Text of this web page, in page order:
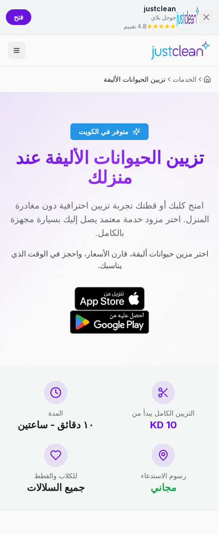
justclean
جوجل بلاي
4.8 تقييم
فتح
الخدمات تزيين الحيوانات الأليفة
متوفر في الكويت
تزيين الحيوانات الأليفة عند
منزلك
امنح كلبك أو قطتك تجربة تزيين احترافية دون مغادرة
المنزل. اختر مزود خدمة معتمد يصل إليك بسيارة مجهزة
بالكامل.
اختر مزين حيوانات أليفة، قارن الأسعار، واحجز في الوقت الذي
يناسبك.
التزيين الكامل يبدأ من
10
KD
المدة
١٠ دقائق - ساعتين
رسوم الاستدعاء
مجاني
للكلاب والقطط
جميع السلالات